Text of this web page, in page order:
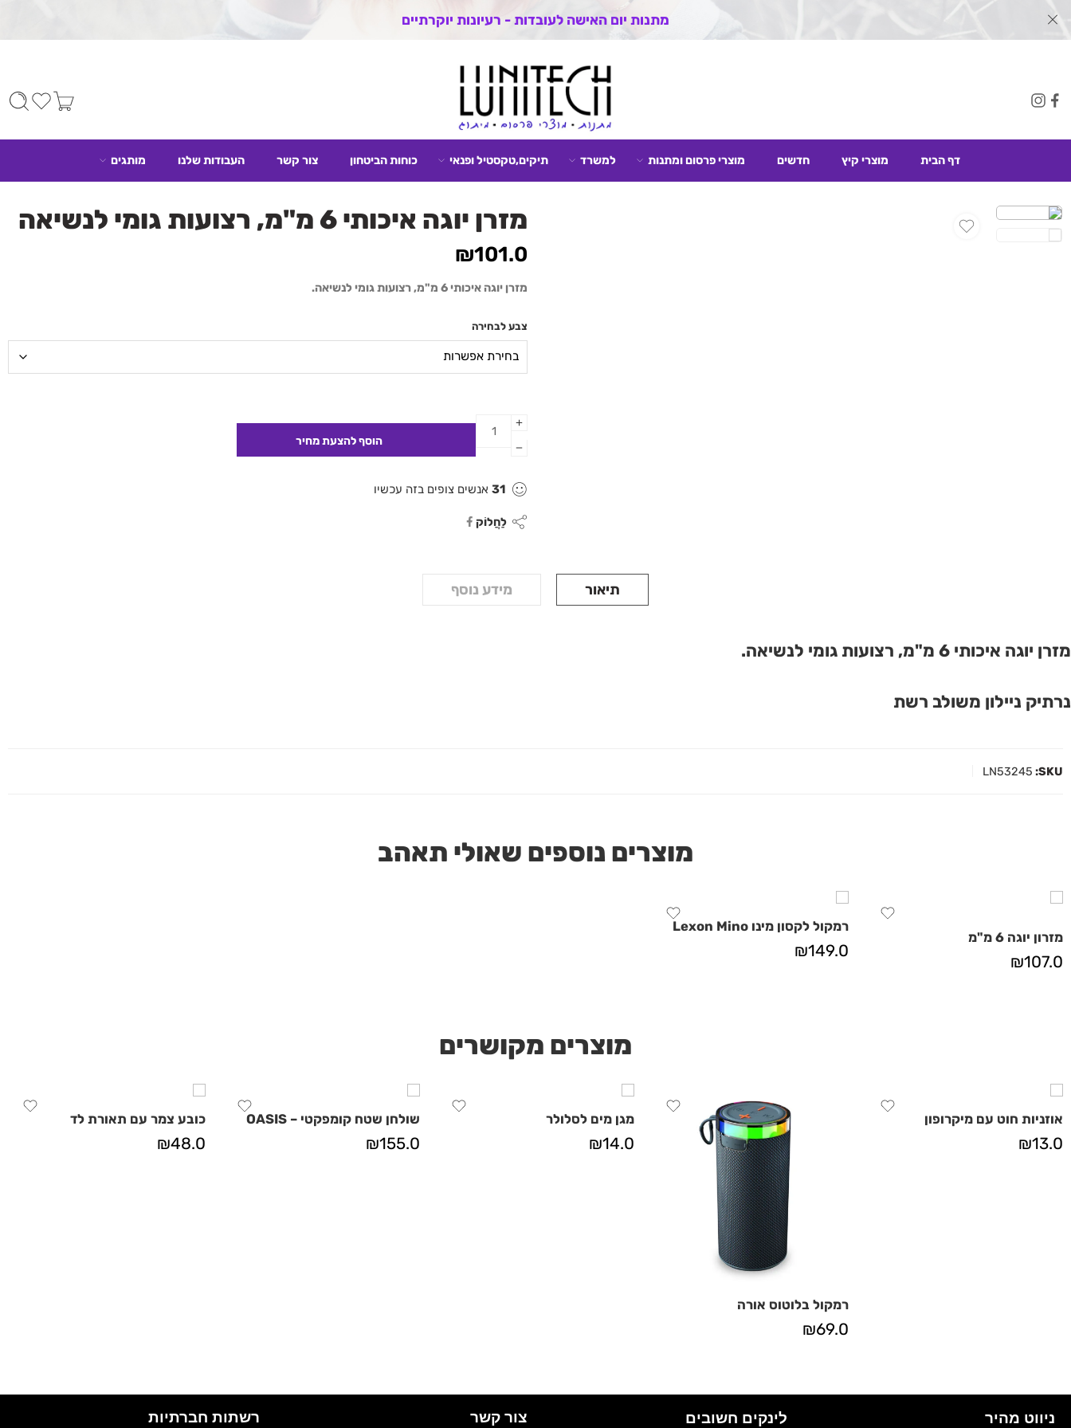
מתנות יום האישה לעובדות - רעיונות יוקרתיים
דף הבית מוצרי קיץ חדשים מוצרי פרסום ומתנות למשרד תיקים,טקסטיל ופנאי כוחות הביטחון צור קשר העבודות שלנו מותגים
מזרן יוגה איכותי 6 מ"מ, רצועות גומי לנשיאה
₪101.0
מזרן יוגה איכותי 6 מ"מ, רצועות גומי לנשיאה.
צבע לבחירה
31 אנשים צופים בזה עכשיו
לַחֲלוֹק
תיאור מידע נוסף
מזרן יוגה איכותי 6 מ"מ, רצועות גומי לנשיאה.
נרתיק ניילון משולב רשת
SKU:
LN53245
מוצרים נוספים שאולי תאהב
מזרון יוגה 6 מ"מ
₪107.0
רמקול לקסון מינו Lexon Mino
₪149.0
מוצרים מקושרים
אוזניות חוט עם מיקרופון
₪13.0
רמקול בלוטוס אורה
₪69.0
מגן מים לסלולר
₪14.0
שולחן שטח קומפקטי – OASIS
₪155.0
כובע צמר עם תאורת לד
₪48.0
ניווט מהיר לינקים חשובים צור קשר רשתות חברתיות